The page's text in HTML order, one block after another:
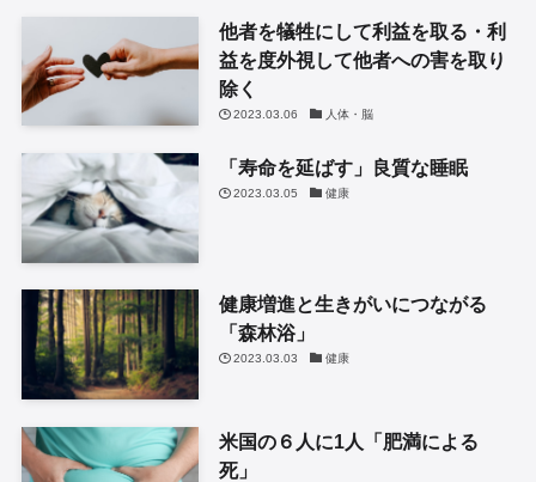
他者を犠牲にして利益を取る・利
益を度外視して他者への害を取り
除く
2023.03.06 人体・脳
「寿命を延ばす」良質な睡眠
2023.03.05 健康
健康増進と生きがいにつながる
「森林浴」
2023.03.03 健康
米国の６人に1人「肥満による
死」